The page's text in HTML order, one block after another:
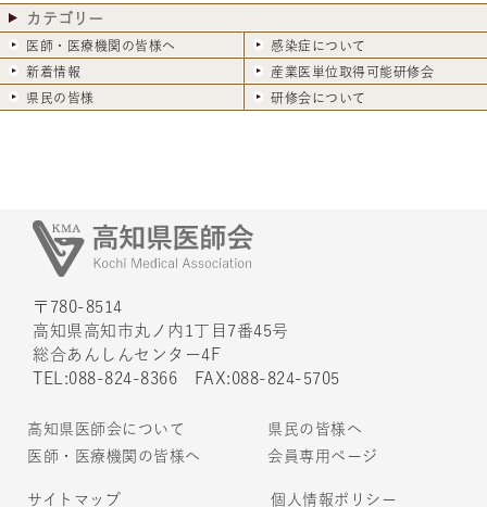
カテゴリー
医師・医療機関の皆様へ
感染症について
新着情報
産業医単位取得可能研修会
県民の皆様
研修会について
〒780-8514
高知県高知市丸ノ内1丁目7番45号
総合あんしんセンター4F
TEL:088-824-8366 FAX:088-824-5705
高知県医師会について
県民の皆様へ
医師・医療機関の皆様へ
会員専用ページ
サイトマップ 個人情報ポリシー